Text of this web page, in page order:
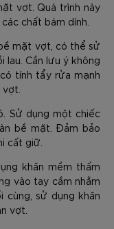
vợt. Quá trình này
chất bám dính.
mặt vợt, có thể sử
lau. Cần lưu ý không
tính tẩy rửa mạnh
Sử dụng một chiếc
bề mặt. Đảm bảo
cất giữ.
khăn mềm thấm
vào tay cầm nhằm
cùng, sử dụng khăn
vợt.